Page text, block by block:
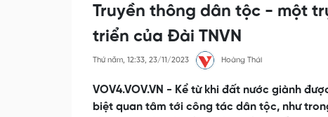
Truyền thông dân tộc - một
triển của Đài TNVN
Thứ năm, 12:33, 23/11/2023 Hoàng Thái
VOV4.VOV.VN - Kể từ khi đất nước giành
biệt quan tâm tới công tác dân tộc, như